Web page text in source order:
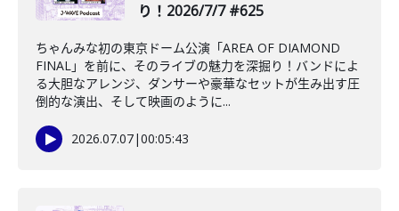
り！2026/7/7 #625
ちゃんみな初の東京ドーム公演「AREA OF DIAMOND
FINAL」を前に、そのライブの魅力を深掘り！バンドによ
る大胆なアレンジ、ダンサーや豪華なセットが生み出す圧
倒的な演出、そして映画のように...
2026.07.07|00:05:43